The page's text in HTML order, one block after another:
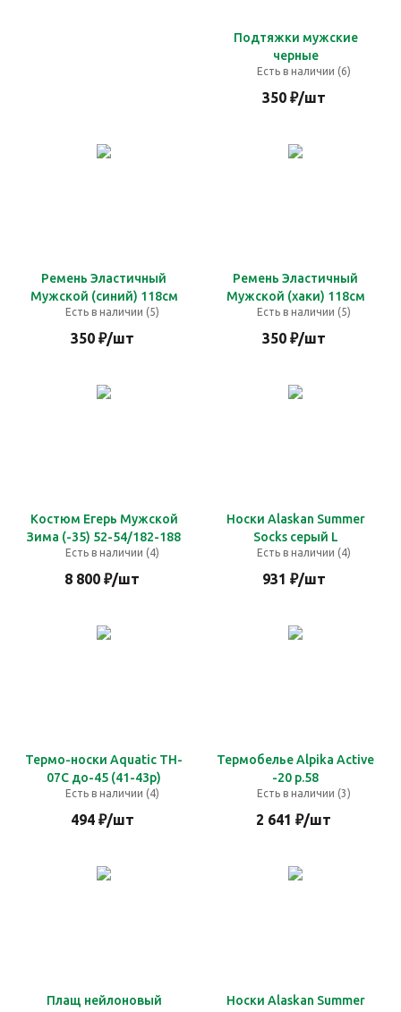
Подтяжки мужские
черные
Есть в наличии (6)
350₽/шт
Ремень Эластичный
Мужской (синий) 118см
Есть в наличии (5)
350₽/шт
Ремень Эластичный
Мужской (хаки) 118см
Есть в наличии (5)
350₽/шт
Костюм Егерь Мужской
Зима (-35) 52-54/182-188
Есть в наличии (4)
8 800 ₽/шт
Носки Alaskan Summer
Socks серый L
Есть в наличии (4)
931 ₽/шт
Термо-носки Aquatic TH-
07C до-45 (41-43р)
Есть в наличии (4)
494₽/шт
Термобелье Alpika Active
-20 р.58
Есть в наличии (3)
2 641 ₽/шт
Плащ нейлоновый
Носки Alaskan Summer